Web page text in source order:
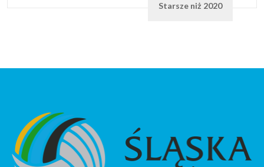
Starsze niż 2020